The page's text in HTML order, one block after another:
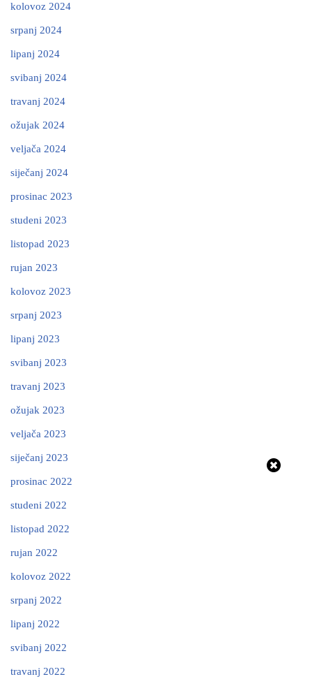
kolovoz 2024
srpanj 2024
lipanj 2024
svibanj 2024
travanj 2024
ožujak 2024
veljača 2024
siječanj 2024
prosinac 2023
studeni 2023
listopad 2023
rujan 2023
kolovoz 2023
srpanj 2023
lipanj 2023
svibanj 2023
travanj 2023
ožujak 2023
veljača 2023
siječanj 2023
prosinac 2022
studeni 2022
listopad 2022
rujan 2022
kolovoz 2022
srpanj 2022
lipanj 2022
svibanj 2022
travanj 2022